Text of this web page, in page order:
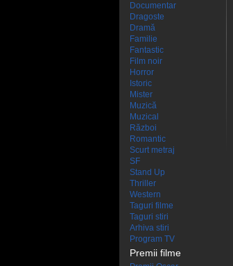
Documentar
Dragoste
Dramă
Familie
Fantastic
Film noir
Horror
Istoric
Mister
Muzică
Muzical
Război
Romantic
Scurt metraj
SF
Stand Up
Thriller
Western
Taguri filme
Taguri stiri
Arhiva stiri
Program TV
Premii filme